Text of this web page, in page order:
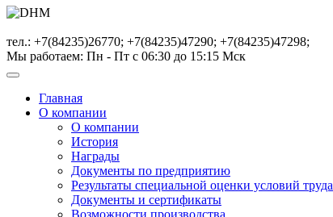
тел.: +7(84235)26770; +7(84235)47290; +7(84235)47298;
Мы работаем: Пн - Пт с 06:30 до 15:15 Мск
Главная
О компании
О компании
История
Награды
Документы по предприятию
Результаты специальной оценки условий труда
Документы и сертификаты